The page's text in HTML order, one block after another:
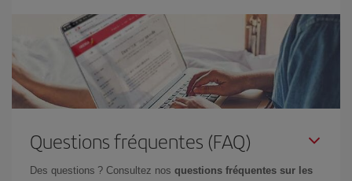
Questions fréquentes (FAQ)
Des questions ? Consultez nos questions fréquentes sur les